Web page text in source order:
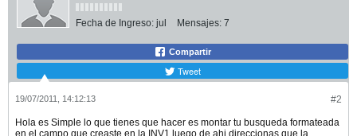
Fecha de Ingreso: jul Mensajes: 7
Compartir
Tweet
#2
19/07/2011, 14:12:13
Hola es Simple lo que tienes que hacer es montar tu busqueda formateada
en el campo que creaste en la INV1 luego de ahi direccionas que la